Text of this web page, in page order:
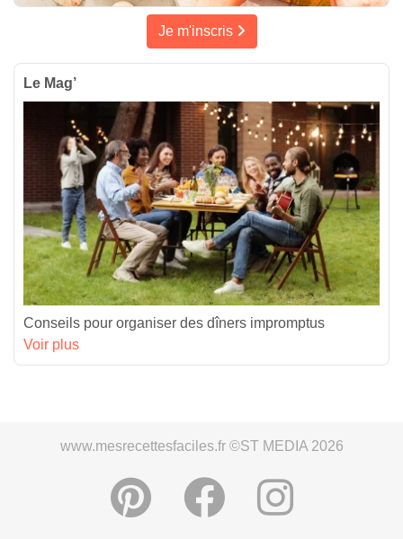
Je m'inscris
Le Mag’
Conseils pour organiser des dîners impromptus
Voir plus
www.mesrecettesfaciles.fr ©ST MEDIA 2026